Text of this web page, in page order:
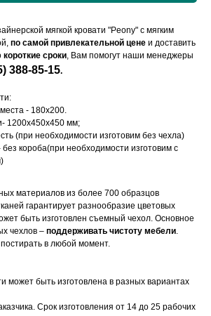
мягкой кровати "Peony" с мягким
по самой привлекательной цене и доставить
короткие сроки, Вам помогут наши менеджеры
388-85-15.
- 180х200.
1200х450х450 мм;
(при необходимости изготовим без чехла)
короба(при необходимости изготовим с
материалов из более 700 образцов
гарантирует разнообразие цветовых
быть изготовлен съемный чехол. Основное
чехлов – поддерживать чистоту мебели.
в любой момент.
может быть изготовлена в разных вариантах
Срок изготовления от 14 до 25 рабочих